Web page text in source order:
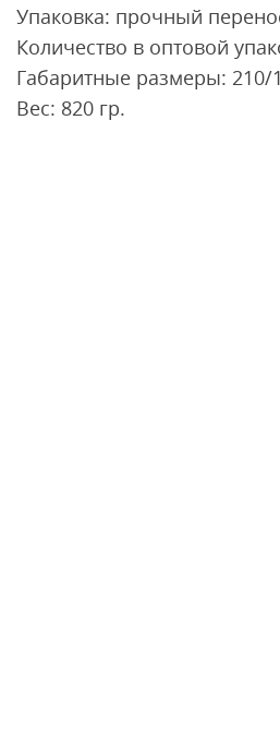
Упаковка: прочный
Количество в оптовой
Габаритные размеры:
Вес: 820 гр.